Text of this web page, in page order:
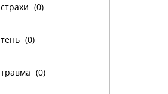
страхи (0)
тень (0)
травма (0)